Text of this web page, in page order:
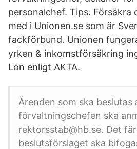
personalchef. Tips. Försäkra
med i Unionen.se som är
fackförbund. Unionen
yrken & inkomstförsäkring
Lön enligt AKTA.
Ärenden som ska beslutas
förvaltningschefen ska
rektorsstab@hb.se. Det
beslutsförslaget ska